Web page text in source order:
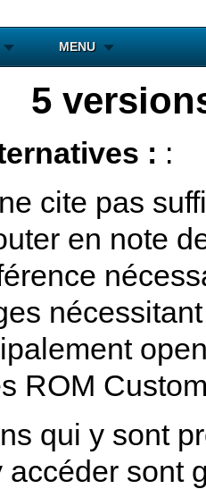
MENU
5
: :
cite pas
en note
ROM
qui y sont
accéder sont